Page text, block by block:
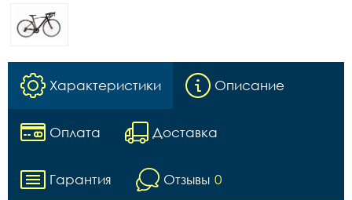
Характеристики Описание
Оплата Доставка
Гарантия Отзывы 0